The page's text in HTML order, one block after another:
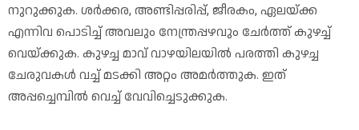
നുറുക്കുക. ശർക്കര, അണ്ടിപ്പരിപ്പ്, ജീരകം, ഏലയ്ക്ക
എന്നിവ പൊടിച്ച് അവലും നേന്ത്രപ്പഴവും ചേർത്ത് കുഴച്ച്
വെയ്ക്കുക. കുഴച്ച മാവ് വാഴയിലയിൽ പരത്തി കുഴച്ച
ചേരുവകൾ വച്ച് മടക്കി അറ്റം അമർത്തുക. ഇത്
അപ്പച്ചെമ്പിൽ വെച്ച് വേവിച്ചെടുക്കുക.